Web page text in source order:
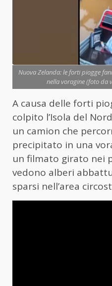
Nuova Zelanda: le forti piogge
nella voragine (foto da
A causa delle forti
colpito l’Isola del
un camion che
precipitato in una
un filmato girato nei
vedono alberi
sparsi nell’area